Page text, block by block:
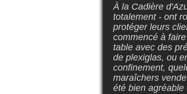
À la Cadière
totalement - ont
protéger leurs
commencé à
table avec des
de plexiglas, ou
confinement,
maraîchers
été bien agréable